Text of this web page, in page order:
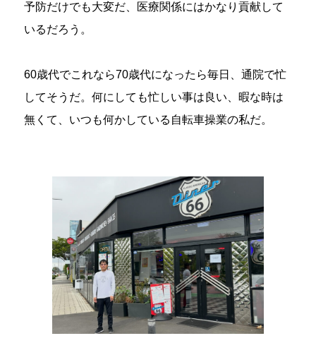
予防だけでも大変だ、医療関係にはかなり貢献して
いるだろう。
60歳代でこれなら70歳代になったら毎日、通院で忙
してそうだ。何にしても忙しい事は良い、暇な時は
無くて、いつも何かしている自転車操業の私だ。